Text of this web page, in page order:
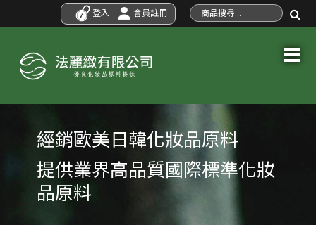
登入 會員註冊
經銷歐美日韓化妝品原料
提供業界高品質國際標準化妝
品原料